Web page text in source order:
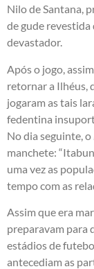
Nilo de Santana,
de gude
devastador.
Após o jogo,
retornar a Ilhéus,
jogaram as tais
fedentina
No dia seguinte, o
manchete:
uma vez as
tempo com as
Assim que era
preparavam para
estádios de
antecediam as